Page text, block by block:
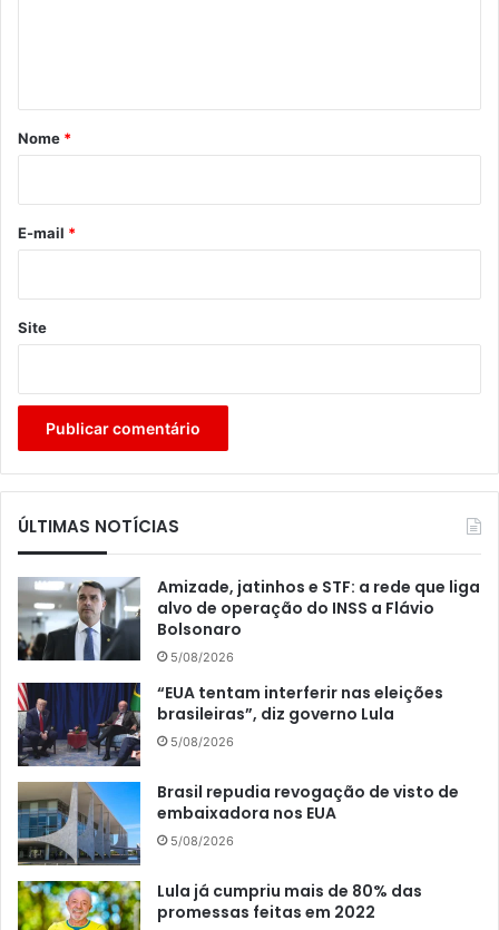
r
*
Nome *
E-mail *
Site
ÚLTIMAS NOTÍCIAS
Amizade, jatinhos e STF: a rede que liga
alvo de operação do INSS a Flávio
Bolsonaro
5/08/2026
“EUA tentam interferir nas eleições
brasileiras”, diz governo Lula
5/08/2026
Brasil repudia revogação de visto de
embaixadora nos EUA
5/08/2026
Lula já cumpriu mais de 80% das
promessas feitas em 2022